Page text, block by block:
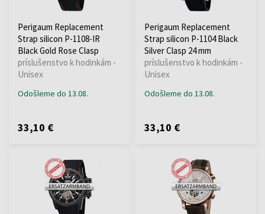
Perigaum Replacement
Strap silicon P-1108-IR
Black Gold Rose Clasp
príslušenstvo k hodinkám -
Unisex
Odošleme do 13.08.
33,10 €
Perigaum Replacement
Strap silicon P-1104 Black
Silver Clasp 24 mm
príslušenstvo k hodinkám -
Unisex
Odošleme do 13.08.
33,10 €